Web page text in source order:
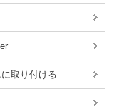
取り付ける